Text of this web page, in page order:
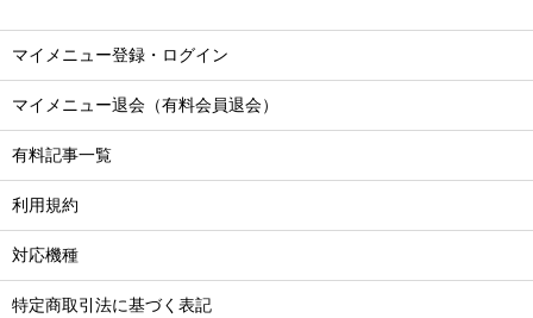
マイメニュー登録・ログイン
マイメニュー退会（有料会員退会）
有料記事一覧
利用規約
対応機種
特定商取引法に基づく表記